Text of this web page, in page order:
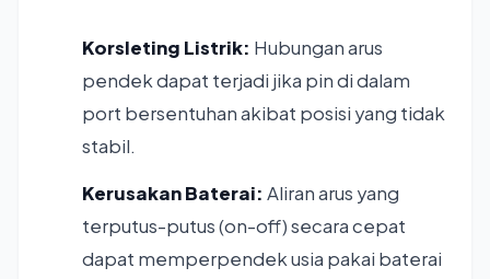
Korsleting Listrik: Hubungan arus
pendek dapat terjadi jika pin di dalam
port bersentuhan akibat posisi yang tidak
stabil.
Kerusakan Baterai: Aliran arus yang
terputus-putus (on-off) secara cepat
dapat memperpendek usia pakai baterai